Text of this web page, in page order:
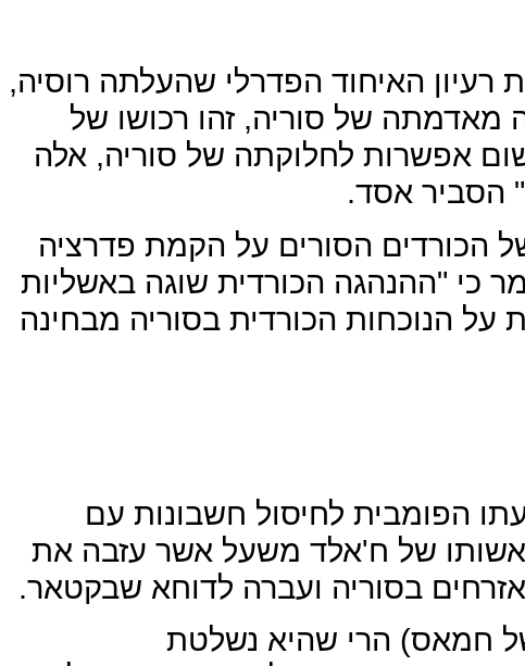
רעיון האיחוד הפדרלי שהעלתה רוסיה,
מאדמתה של סוריה, זהו רכושו של
אפשרות לחלוקתה של סוריה, אלה
הסביר אסד.
הכורדים הסורים על הקמת פדרציה
כי "ההנהגה הכורדית שוגה באשליות
על הנוכחות הכורדית בסוריה מבחינה
הפומבית לחיסול חשבונות עם
של ח'אלד משעל אשר עזבה את
בסוריה ועברה לדוחא שבקטאר.
חמאס) הרי שהיא נשלטת